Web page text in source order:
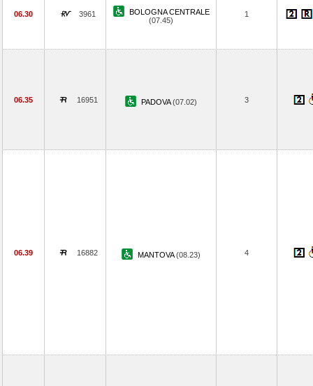
06.30 3961
BOLOGNA CENTRALE
(07.45)
1
06.35 16951 PADOVA(07.02) 3
06.39 16882 MANTOVA(08.23) 4